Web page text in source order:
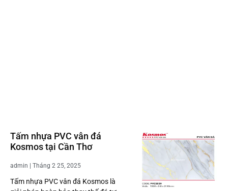
Tấm nhựa PVC vân đá
Kosmos tại Cần Thơ
admin Tháng 2 25, 2025
Tấm nhựa PVC vân đá Kosmos là